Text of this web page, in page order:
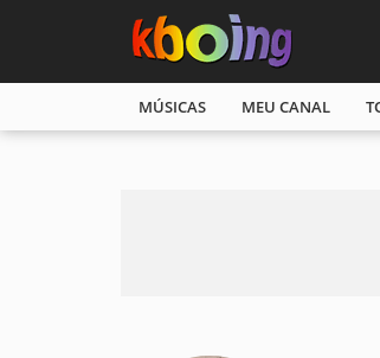
MÚSICAS MEU CANAL